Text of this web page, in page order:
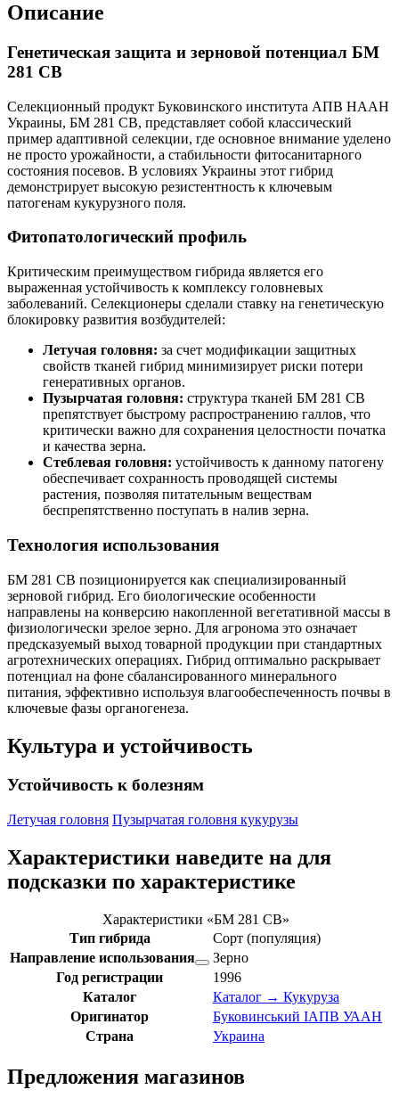
Описание
Генетическая защита и зерновой потенциал БМ
281 СВ
Селекционный продукт Буковинского института АПВ НААН
Украины, БМ 281 СВ, представляет собой классический
пример адаптивной селекции, где основное внимание уделено
не просто урожайности, а стабильности фитосанитарного
состояния посевов. В условиях Украины этот гибрид
демонстрирует высокую резистентность к ключевым
патогенам кукурузного поля.
Фитопатологический профиль
Критическим преимуществом гибрида является его
выраженная устойчивость к комплексу головневых
заболеваний. Селекционеры сделали ставку на генетическую
блокировку развития возбудителей:
Летучая головня: за счет модификации защитных
свойств тканей гибрид минимизирует риски потери
генеративных органов.
Пузырчатая головня: структура тканей БМ 281 СВ
препятствует быстрому распространению галлов, что
критически важно для сохранения целостности початка
и качества зерна.
Стеблевая головня: устойчивость к данному патогену
обеспечивает сохранность проводящей системы
растения, позволяя питательным веществам
беспрепятственно поступать в налив зерна.
Технология использования
БМ 281 СВ позиционируется как специализированный
зерновой гибрид. Его биологические особенности
направлены на конверсию накопленной вегетативной массы в
физиологически зрелое зерно. Для агронома это означает
предсказуемый выход товарной продукции при стандартных
агротехнических операциях. Гибрид оптимально раскрывает
потенциал на фоне сбалансированного минерального
питания, эффективно используя влагообеспеченность почвы в
ключевые фазы органогенеза.
Культура и устойчивость
Устойчивость к болезням
Летучая головня Пузырчатая головня кукурузы
Характеристики наведите на для
подсказки по характеристике
Характеристики «БМ 281 СВ»
Тип гибрида
Сорт (популяция)
Направление использования
Зерно
Год регистрации
1996
Каталог
Каталог → Кукуруза
Оригинатор
Буковинський ІАПВ УААН
Страна
Украина
Предложения магазинов